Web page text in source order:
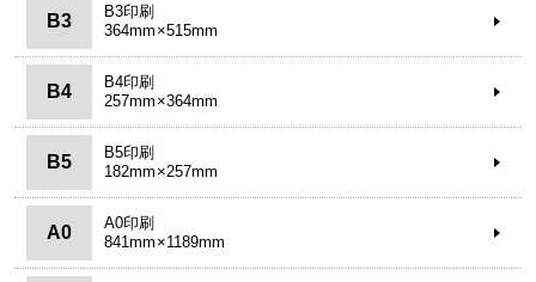
B3
B3印刷
364mm×515mm
B4
B4印刷
257mm×364mm
B5
B5印刷
182mm×257mm
A0
A0印刷
841mm×1189mm